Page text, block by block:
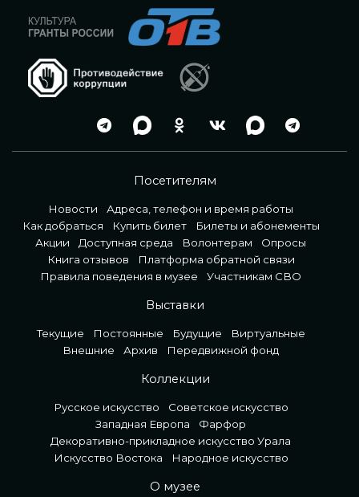
Посетителям
Новости
Адреса, телефон и время работы
Как добраться
Купить билет
Билеты и абонементы
Акции
Доступная среда Волонтерам
Опросы
Книга отзывов
Платформа обратной связи
Правила поведения в музее
Участникам СВО
Выставки
Текущие Постоянные Будущие
Виртуальные
Внешние
Архив Передвижной фонд
Коллекции
Русское искусство
Советское искусство
Западная Европа
Фарфор
Декоративно-прикладное искусство Урала
Искусство Востока
Народное искусство
О музее